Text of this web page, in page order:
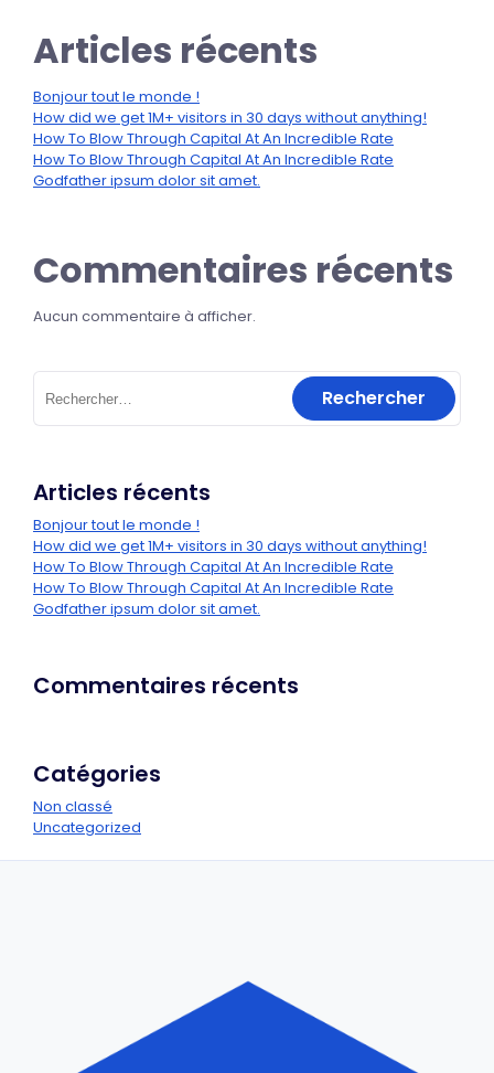
Articles récents
Bonjour tout le monde !
How did we get 1M+ visitors in 30 days without anything!
How To Blow Through Capital At An Incredible Rate
How To Blow Through Capital At An Incredible Rate
Godfather ipsum dolor sit amet.
Commentaires récents
Aucun commentaire à afficher.
Articles récents
Bonjour tout le monde !
How did we get 1M+ visitors in 30 days without anything!
How To Blow Through Capital At An Incredible Rate
How To Blow Through Capital At An Incredible Rate
Godfather ipsum dolor sit amet.
Commentaires récents
Catégories
Non classé
Uncategorized